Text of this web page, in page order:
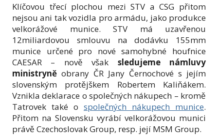
Klíčovou třecí plochou mezi STV a CSG přitom
nejsou ani tak vozidla pro armádu, jako produkce
velkorážové munice. STV má uzavřenou
12miliardovou smlouvu na dodávku 155mm
munice určené pro nové samohybné houfnice
CAESAR – nově však sledujeme námluvy
ministryně obrany ČR Jany Černochové s jejím
slovenským protějškem Robertem Kaliňákem.
Vznikla deklarace o společných nákupech – kromě
Tatrovek také o společných nákupech munice.
Přitom na Slovensku vyrábí velkorážovou munici
právě Czechoslovak Group, resp. její MSM Group.